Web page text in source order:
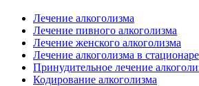
Лечение алкоголизма
Лечение пивного алкоголизма
Лечение женского алкоголизма
Лечение алкоголизма в стационаре
Принудительное лечение
Кодирование алкоголизма